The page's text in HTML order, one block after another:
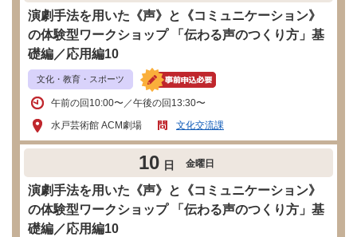
演劇手法を用いた《声》と《コミュニケーション》
の体験型ワークショップ 「伝わる声のつくり方」基
礎編／応用編10
文化・教育・スポーツ
午前の回10:00〜／午後の回13:30〜
水戸芸術館 ACM劇場
文化交流課
10 日 金曜日
演劇手法を用いた《声》と《コミュニケーション》
の体験型ワークショップ 「伝わる声のつくり方」基
礎編／応用編10